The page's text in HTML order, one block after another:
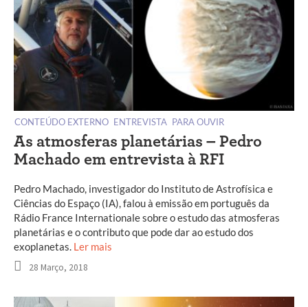
CONTEÚDO EXTERNO ENTREVISTA PARA OUVIR
As atmosferas planetárias – Pedro
Machado em entrevista à RFI
Pedro Machado, investigador do Instituto de Astrofísica e
Ciências do Espaço (IA), falou à emissão em português da
Rádio France Internationale sobre o estudo das atmosferas
planetárias e o contributo que pode dar ao estudo dos
exoplanetas. Ler mais
28 Março, 2018